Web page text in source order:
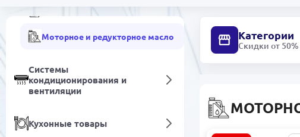
Авто Смазки
Моторное и редукторное масло
Системы
кондиционирования и
вентиляции
Кухонные товары
Категории
Скидки от